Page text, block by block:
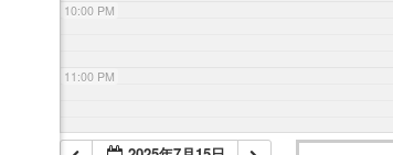
10:00 PM
11:00 PM